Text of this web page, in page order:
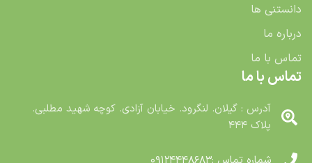
دانستنی ها
درباره ما
تماس با ما
تماس با ما
آدرس : گیلان. لنگرود. خیابان آزادی. کوچه شهید مطلبی.
پلاک ۴۴۴